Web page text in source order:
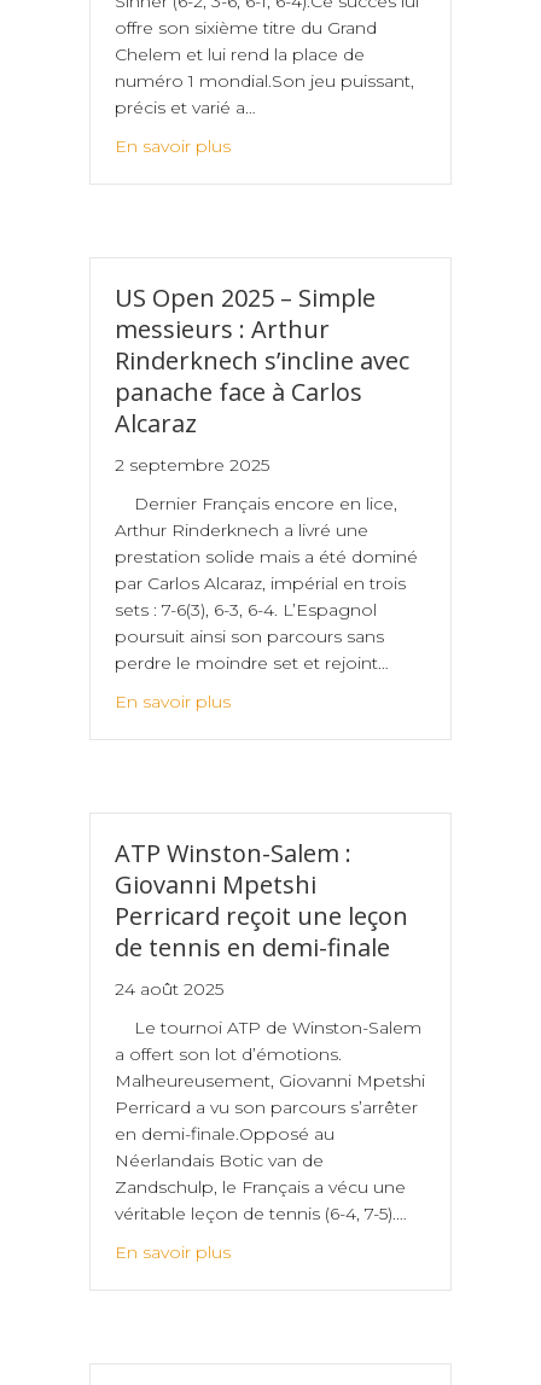
offre son sixième titre du Grand
Chelem et lui rend la place de
numéro 1 mondial.Son jeu puissant,
précis et varié a…
En savoir plus
US Open 2025 – Simple
messieurs : Arthur
Rinderknech s’incline avec
panache face à Carlos
Alcaraz
2 septembre 2025
Dernier Français encore en lice,
Arthur Rinderknech a livré une
prestation solide mais a été dominé
par Carlos Alcaraz, impérial en trois
sets : 7-6(3), 6-3, 6-4. L’Espagnol
poursuit ainsi son parcours sans
perdre le moindre set et rejoint…
En savoir plus
ATP Winston-Salem :
Giovanni Mpetshi
Perricard reçoit une leçon
de tennis en demi-finale
24 août 2025
Le tournoi ATP de Winston-Salem
a offert son lot d’émotions.
Malheureusement, Giovanni Mpetshi
Perricard a vu son parcours s’arrêter
en demi-finale.Opposé au
Néerlandais Botic van de
Zandschulp, le Français a vécu une
véritable leçon de tennis (6-4, 7-5).…
En savoir plus